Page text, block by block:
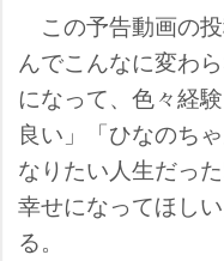
この予告動画の
んでこんなに変わ
になって、色々経
良い」「ひなのち
なりたい人生だっ
幸せになってほし
る。